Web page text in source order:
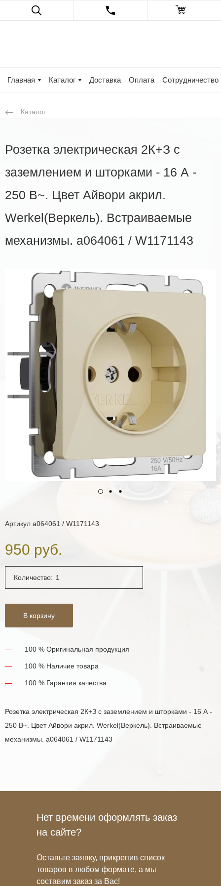
Главная Каталог Доставка Оплата Сотрудничество
Каталог
Розетка электрическая 2К+З с
заземлением и шторками - 16 А -
250 В~. Цвет Айвори акрил.
Werkel(Веркель). Встраиваемые
механизмы. a064061 / W1171143
Артикул a064061 / W1171143
950 руб.
Количество:
В корзину
100 % Оригинальная продукция
100 % Наличие товара
100 % Гарантия качества
Розетка электрическая 2К+З с заземлением и шторками - 16 А -
250 В~. Цвет Айвори акрил. Werkel(Веркель). Встраиваемые
механизмы. a064061 / W1171143
Нет времени оформлять заказ
на сайте?
Оставьте заявку, прикрепив список
товаров в любом формате, а мы
составим заказ за Вас!